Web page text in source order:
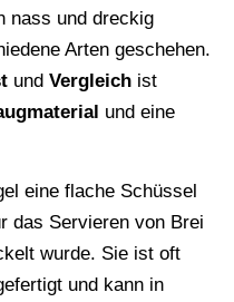
nass und dreckig
Arten geschehen.
und Vergleich ist
und eine
eine flache Schüssel
das Servieren von Brei
wurde. Sie ist oft
und kann in